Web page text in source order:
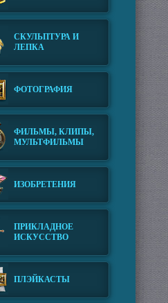
СКУЛЬПТУРА И
ЛЕПКА
ФОТОГРАФИЯ
ФИЛЬМЫ, КЛИПЫ,
МУЛЬТФИЛЬМЫ
ИЗОБРЕТЕНИЯ
ПРИКЛАДНОЕ
ИСКУССТВО
ПЛЭЙКАСТЫ